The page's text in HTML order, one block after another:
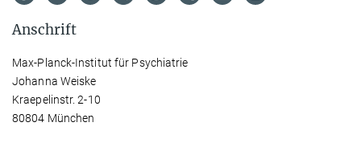
Anschrift
Max-Planck-Institut für Psychiatrie
Johanna Weiske
Kraepelinstr. 2-10
80804 München